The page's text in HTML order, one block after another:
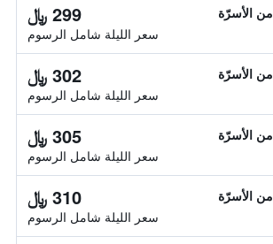
Double room، 2 من الأسرّة
299 ﷼
سعر الليلة شامل الرسوم
Double room، 2 من الأسرّة
302 ﷼
سعر الليلة شامل الرسوم
Double room، 2 من الأسرّة
305 ﷼
سعر الليلة شامل الرسوم
Double room، 2 من الأسرّة
310 ﷼
سعر الليلة شامل الرسوم